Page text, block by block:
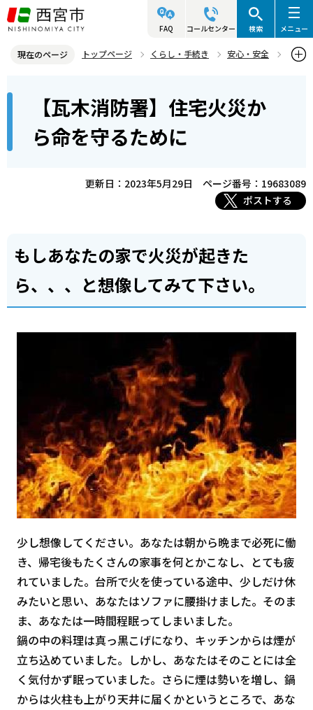
こ
の
ジ
頭
FAQ コールセンター 検索 メニュー
現在のページ トップページ くらし・手続き
安心・安全
【瓦木消防署】住宅火災から命を守るために
【瓦木消防署】住宅火災か
ら命を守るために
更新日：2023年5月29日
ページ番号：19683089
ポストする
もしあなたの家で火災が起きた
ら、、、と想像してみて下さい。
少し想像してください。あなたは朝から晩まで必死に働
き、帰宅後もたくさんの家事を何とかこなし、とても疲
れていました。台所で火を使っている途中、少しだけ休
みたいと思い、あなたはソファに腰掛けました。そのま
ま、あなたは一時間程眠ってしまいました。
鍋の中の料理は真っ黒こげになり、キッチンからは煙が
立ち込めていました。しかし、あなたはそのことには全
く気付かず眠っていました。さらに煙は勢いを増し、鍋
からは火柱も上がり天井に届くかというところで、あな